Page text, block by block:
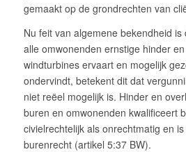
gemaakt op de grondrechten van
Nu feit van algemene bekendheid
alle omwonenden ernstige hinder
windturbines ervaart en mogelijk
ondervindt, betekent dit dat
niet reëel mogelijk is. Hinder en
buren en omwonenden kwalificeert
civielrechtelijk als onrechtmatig en
burenrecht (artikel 5:37 BW).